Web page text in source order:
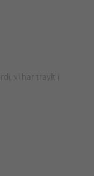
vi har travlt i